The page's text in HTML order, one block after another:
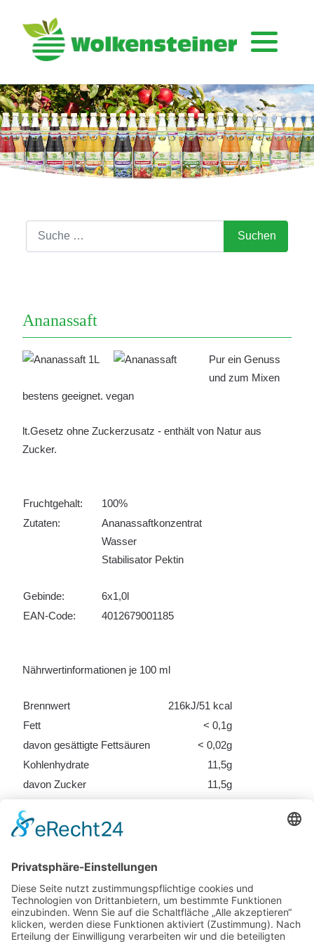
Suchen
Suchen
Ananassaft
Pur ein Genuss
und zum Mixen
bestens geeignet. vegan
lt.Gesetz ohne Zuckerzusatz - enthält von Natur aus
Zucker.
Fruchtgehalt:
100%
Zutaten:
Ananassaftkonzentrat
Wasser
Stabilisator Pektin
Gebinde:
6x1,0l
EAN-Code:
4012679001185
Nährwertinformationen je 100 ml
Brennwert
216kJ/51 kcal
Fett
< 0,1g
davon gesättigte Fettsäuren
< 0,02g
Kohlenhydrate
11,5g
davon Zucker
11,5g
Salz